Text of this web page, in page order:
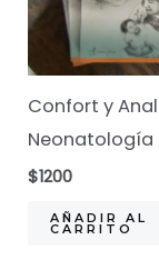
Confort y
Neonatología
$1200
AÑADIR AL
CARRITO